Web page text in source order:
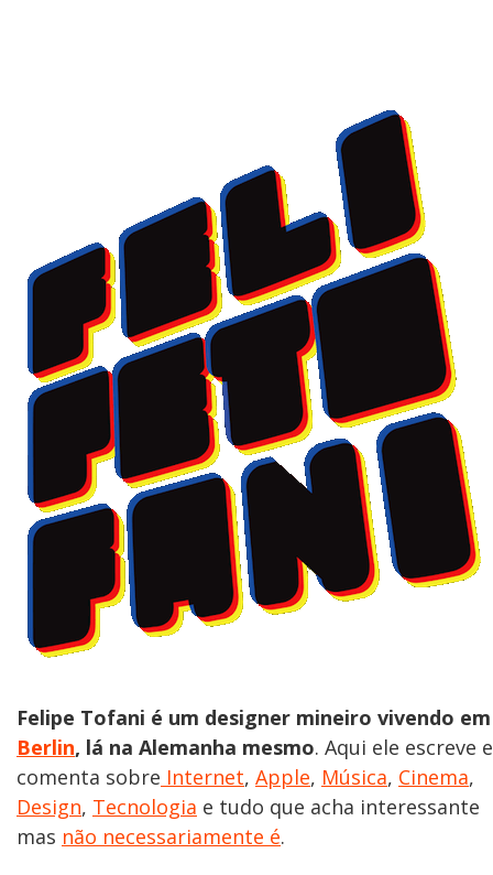
Felipe Tofani é um designer mineiro vivendo em
Berlin, lá na Alemanha mesmo. Aqui ele escreve e
comenta sobre Internet, Apple, Música, Cinema,
Design, Tecnologia e tudo que acha interessante
mas não necessariamente é.